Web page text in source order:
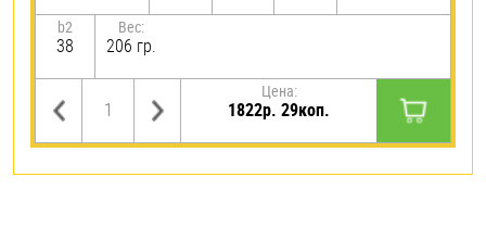
b2
38
Вес:
206 гр.
Цена:
1822р. 29коп.